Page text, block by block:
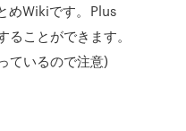
めWikiです。Plus
ことができます。
ているので注意)